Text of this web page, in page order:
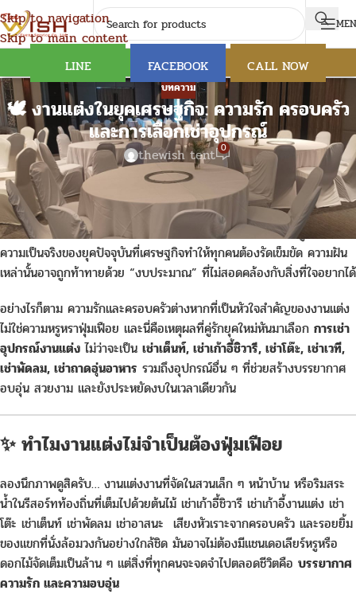
Skip to navigation
Skip to main content
LINE FACEBOOK CALL NOW
บทความ
🕊️ งานแต่งในยุคเศรษฐกิจ: ความรัก ครอบครัว
และการเลือกเช่าอุปกรณ์
thewish tent 0
เช่าเก้าอี้ชิวารี เช่าเก้าอี้งานแต่ง เช่าโต๊ะ เช่าเต็นท์ เช่าพัดลม เช่าอาสนะ งาน
แต่งงาน… สำหรับใครหลายคน มันคือ“วันสำคัญที่สุดในชีวิต” วันที่เต็มไป
ด้วยความฝัน ความโรแมนติก และความหมายของการเริ่มต้นชีวิตคู่ แต่ใน
ความเป็นจริงของยุคปัจจุบันที่เศรษฐกิจทำให้ทุกคนต้องรัดเข็มขัด ความฝัน
เหล่านั้นอาจถูกท้าทายด้วย “งบประมาณ” ที่ไม่สอดคล้องกับสิ่งที่ใจอยากได้
อย่างไรก็ตาม ความรักและครอบครัวต่างหากที่เป็นหัวใจสำคัญของงานแต่ง
ไม่ใช่ความหรูหราฟุ่มเฟือย และนี่คือเหตุผลที่คู่รักยุคใหม่หันมาเลือก การเช่า
อุปกรณ์งานแต่ง ไม่ว่าจะเป็น เช่าเต็นท์, เช่าเก้าอี้ชิวารี, เช่าโต๊ะ, เช่าเวที,
เช่าพัดลม, เช่าถาดอุ่นอาหาร รวมถึงอุปกรณ์อื่น ๆ ที่ช่วยสร้างบรรยากาศ
อบอุ่น สวยงาม และยังประหยัดงบในเวลาเดียวกัน
✨ ทำไมงานแต่งไม่จำเป็นต้องฟุ่มเฟือย
ลองนึกภาพดูสิครับ… งานแต่งงานที่จัดในสวนเล็ก ๆ หน้าบ้าน หรือริมสระ
น้ำในรีสอร์ทท้องถิ่นที่เต็มไปด้วยต้นไม้ เช่าเก้าอี้ชิวารี เช่าเก้าอี้งานแต่ง เช่า
โต๊ะ เช่าเต็นท์ เช่าพัดลม เช่าอาสนะ เสียงหัวเราะจากครอบครัว และรอยยิ้ม
ของแขกที่นั่งล้อมวงกันอย่างใกล้ชิด มันอาจไม่ต้องมีแชนเดอเลียร์หรูหรือ
ดอกไม้จัดเต็มเป็นล้าน ๆ แต่สิ่งที่ทุกคนจะจดจำไปตลอดชีวิตคือ บรรยากาศ
ความรัก และความอบอุ่น